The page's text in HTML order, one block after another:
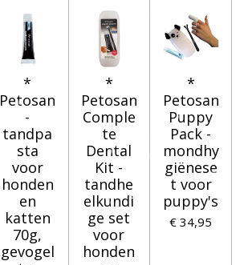
*
Petosan
-
tandpa
sta
voor
honden
en
katten
70g,
gevogel
*
Petosan
Comple
te
Dental
Kit -
tandhe
elkundi
ge set
voor
honden
*
Petosan
Puppy
Pack -
mondhy
giënese
t voor
puppy's
€ 34,95